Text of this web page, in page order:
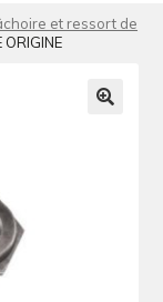
et ressort de
ORIGINE